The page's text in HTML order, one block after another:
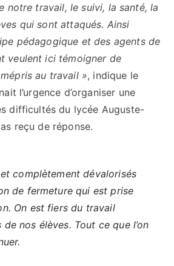
notre travail, le suivi, la santé, la
qui sont attaqués. Ainsi
pédagogique et des agents de
veulent ici témoigner de
au travail », indique le
l’urgence d’organiser une
difficultés du lycée Auguste-
reçu de réponse.
complètement dévalorisés
de fermeture qui est prise
On est fiers du travail
nos élèves. Tout ce que l’on